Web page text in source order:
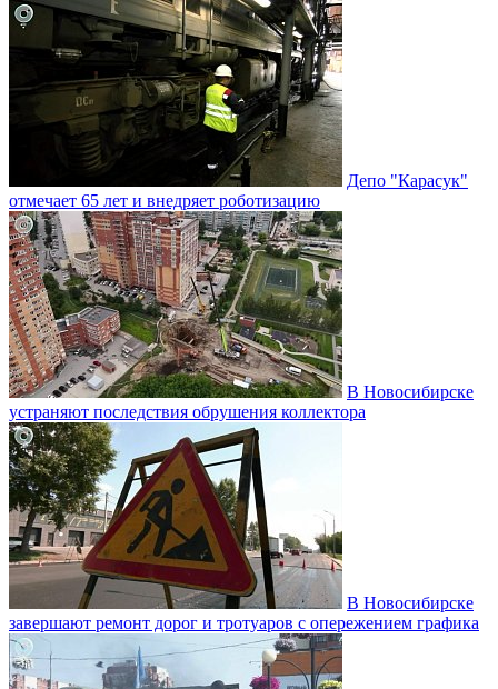
Депо "Карасук"
отмечает 65 лет и внедряет роботизацию
В Новосибирске
устраняют последствия обрушения коллектора
В Новосибирске
завершают ремонт дорог и тротуаров с опережением графика